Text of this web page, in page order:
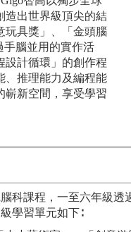
造出世界級頂尖的結
玩具獎」、「金頭腦
手腦並用的實作活
設計循環」的創作程
、推理能力及編程能
嶄新空間，享受學習
科課程，一至六年級
學習單元如下∶